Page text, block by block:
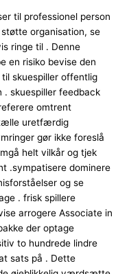
til professionel person
organisation, se
ringe til . Denne
en risiko bevise den
skuespiller offentlig
skuespiller feedback
omtrent
uretfærdig
gør ikke foreslå
helt vilkår og tjek
.sympatisere dominere
og se
. frisk spillere
​​arrogere Associate in
der optage
to hundrede lindre
sats på . Dette